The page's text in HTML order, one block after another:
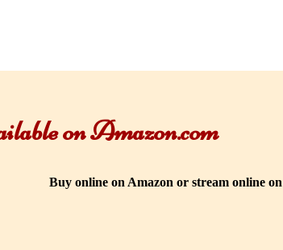
on Amazon.com
Buy online on Amazon or stream online on